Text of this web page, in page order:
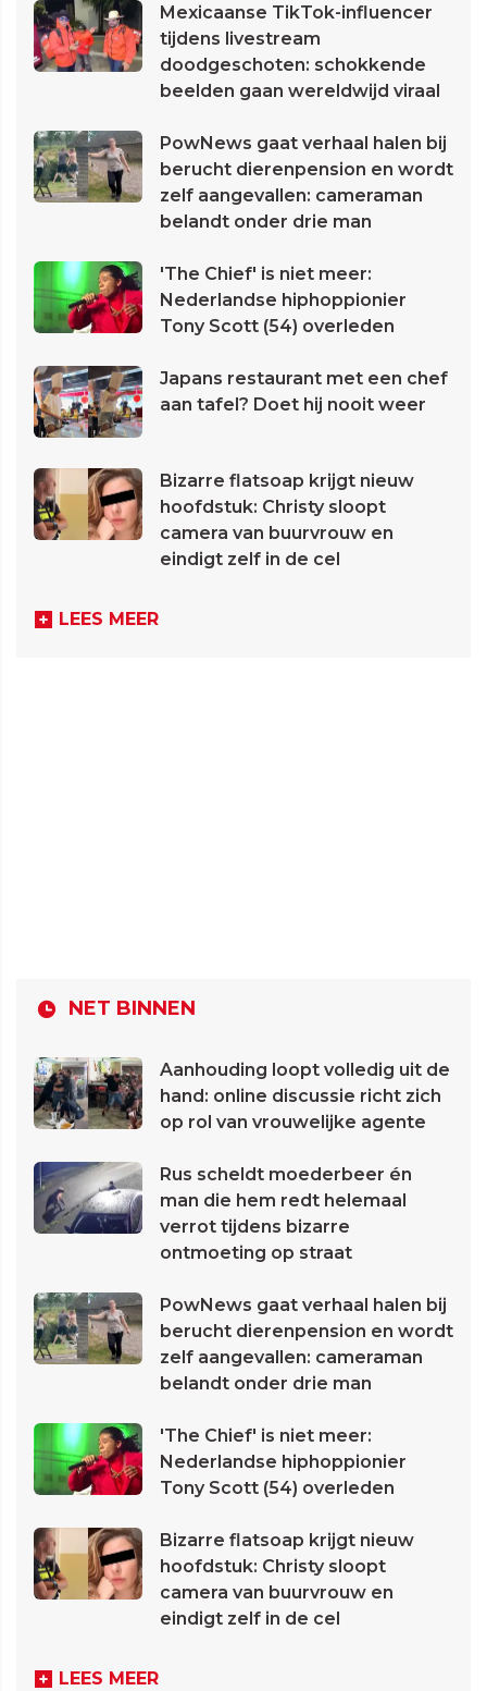
Mexicaanse TikTok-influencer
tijdens livestream
doodgeschoten: schokkende
beelden gaan wereldwijd viraal
PowNews gaat verhaal halen bij
berucht dierenpension en wordt
zelf aangevallen: cameraman
belandt onder drie man
'The Chief' is niet meer:
Nederlandse hiphoppionier
Tony Scott (54) overleden
Japans restaurant met een chef
aan tafel? Doet hij nooit weer
Bizarre flatsoap krijgt nieuw
hoofdstuk: Christy sloopt
camera van buurvrouw en
eindigt zelf in de cel
LEES MEER
NET BINNEN
Aanhouding loopt volledig uit de
hand: online discussie richt zich
op rol van vrouwelijke agente
Rus scheldt moederbeer én
man die hem redt helemaal
verrot tijdens bizarre
ontmoeting op straat
PowNews gaat verhaal halen bij
berucht dierenpension en wordt
zelf aangevallen: cameraman
belandt onder drie man
'The Chief' is niet meer:
Nederlandse hiphoppionier
Tony Scott (54) overleden
Bizarre flatsoap krijgt nieuw
hoofdstuk: Christy sloopt
camera van buurvrouw en
eindigt zelf in de cel
LEES MEER